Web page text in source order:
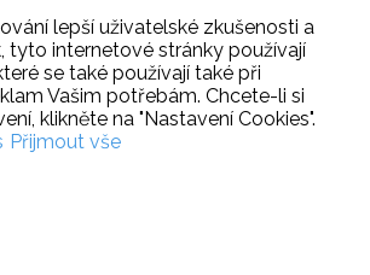
lepší uživatelské zkušenosti a
tyto internetové stránky používají
se také používají také při
Vašim potřebám. Chcete-li si
klikněte na "Nastavení Cookies".
Přijmout vše